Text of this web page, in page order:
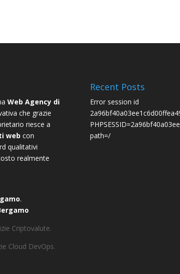
Web Agency di
che grazie
riesce a
web con
qualitativi
realmente
.
Criptovalute.
Cloud DevOps.
Recent Posts
Error session id
path=/